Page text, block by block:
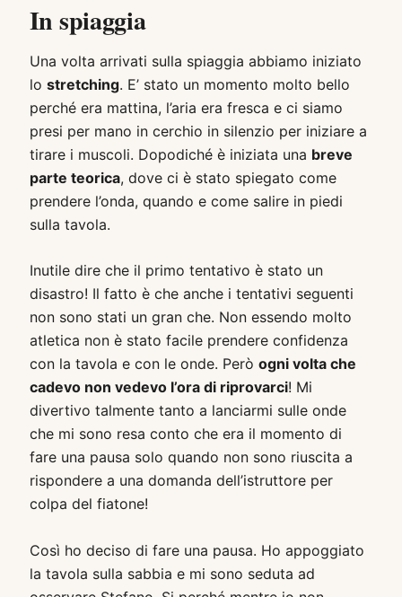
In spiaggia
Una volta arrivati sulla spiaggia abbiamo iniziato
lo stretching. E’ stato un momento molto bello
perché era mattina, l’aria era fresca e ci siamo
presi per mano in cerchio in silenzio per iniziare a
tirare i muscoli. Dopodiché è iniziata una breve
parte teorica, dove ci è stato spiegato come
prendere l’onda, quando e come salire in piedi
sulla tavola.
Inutile dire che il primo tentativo è stato un
disastro! Il fatto è che anche i tentativi seguenti
non sono stati un gran che. Non essendo molto
atletica non è stato facile prendere confidenza
con la tavola e con le onde. Però ogni volta che
cadevo non vedevo l’ora di riprovarci! Mi
divertivo talmente tanto a lanciarmi sulle onde
che mi sono resa conto che era il momento di
fare una pausa solo quando non sono riuscita a
rispondere a una domanda dell’istruttore per
colpa del fiatone!
Così ho deciso di fare una pausa. Ho appoggiato
la tavola sulla sabbia e mi sono seduta ad